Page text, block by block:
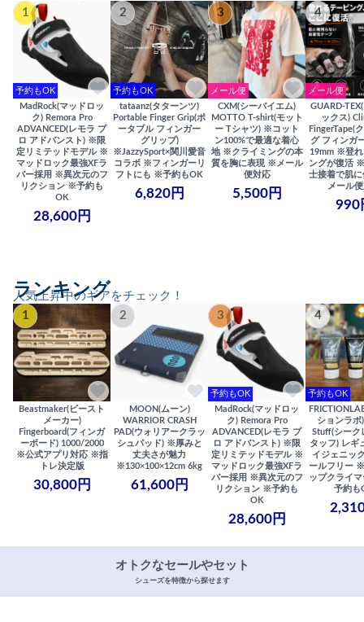
1
予約もOK
MadRock(マッドロッ
ク) Remora Pro
ADVANCED(レモラ プ
ロ アドバンスト) ※限
定リミテッドモデル ※
マッドロック最強XFラ
バー採用 ※異次元のフ
リクション ※予約も
OK
28,600円
2
予約もOK
tataanz(タターンツ)
Portable Finger Grip(ポ
ータブル フィンガー
グリップ)
※JazzySport×関川愛音
コラボ ※フィンガーリ
フトにも ※予約もOK
6,820円
3
メール便
CXM(シーバイエム)
MOTTO T-shirt(モット
ー Tシャツ) ※コット
ン100%で最適な着心
地 ※クライミングの本
質を胸に表現 ※メール
便対応
5,500円
4
メール便
GUARD-
ックス)
FingerTape(
グ フィンガ
19mm ※登れ
ングが復活
士接着で肌
メール
990
人気上昇中のギアをチェック！
ランキング
1
Beastmaker(ビースト
メーカー)
Fingerboard(フィンガ
ーボード) 1000/2000
※公式アプリ対応 ※指
トレ決定版
30,800円
2
MOON(ムーン)
WARRIOR CRASH
PAD(ウォリアークラッ
シュパッド) ※厚みと
丈夫さが魅力
※130×100×12cm 6kg
61,600円
3
予約もOK
MadRock(マッドロッ
ク) Remora Pro
ADVANCED(レモラ プ
ロ アドバンスト) ※限
定リミテッドモデル ※
マッドロック最強XFラ
バー採用 ※異次元のフ
リクション ※予約も
OK
28,600円
4
予約もOK
ションラボ
Stuff(シーク
タッフ) レギ
イジェニッ
ールフリー
ップクライ
予約も
オトクなセールやセット
シューズを特徴から探せます